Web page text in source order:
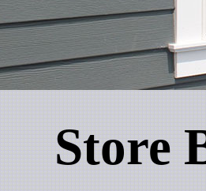
Store